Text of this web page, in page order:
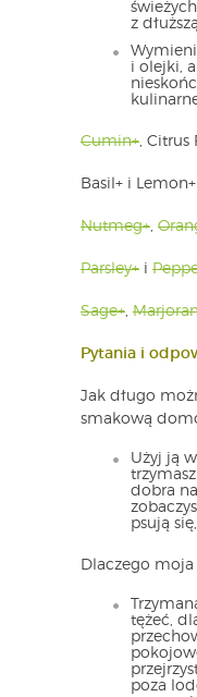
z
i olejki,
Cumin+, Citrus
Basil+ i Lemon+
Nutmeg+,
Parsley+ i
Sage+,
Pytania i
Jak długo
smakową
Użyj ją
dobra
psują
Dlaczego moja
tężeć,
poza